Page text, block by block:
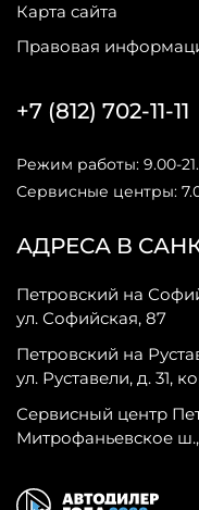
Карта сайта
Правовая
АДРЕСА В
Петровский на
ул. Софийская, 87
Петровский на
ул. Руставели, д. 31,
Сервисный центр
Митрофаньевское
+7 (812) 702-11-11
Режим работы: 9.00-
Сервисные центры: